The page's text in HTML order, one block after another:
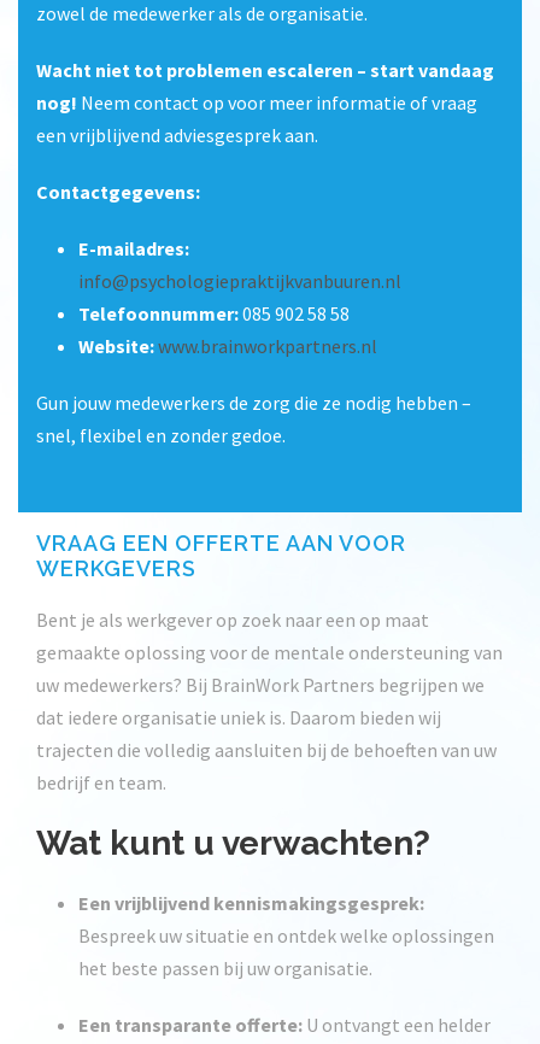
zowel de medewerker als de organisatie.
Wacht niet tot problemen escaleren – start vandaag
nog! Neem contact op voor meer informatie of vraag
een vrijblijvend adviesgesprek aan.
Contactgegevens:
E-mailadres:
info@psychologiepraktijkvanbuuren.nl
Telefoonnummer:085 902 58 58
Website:www.brainworkpartners.nl
Gun jouw medewerkers de zorg die ze nodig hebben –
snel, flexibel en zonder gedoe.
VRAAG EEN OFFERTE AAN VOOR
WERKGEVERS
Bent je als werkgever op zoek naar een op maat
gemaakte oplossing voor de mentale ondersteuning van
uw medewerkers? Bij BrainWork Partners begrijpen we
dat iedere organisatie uniek is. Daarom bieden wij
trajecten die volledig aansluiten bij de behoeften van uw
bedrijf en team.
Wat kunt u verwachten?
Een vrijblijvend kennismakingsgesprek:
Bespreek uw situatie en ontdek welke oplossingen
het beste passen bij uw organisatie.
Een transparante offerte: U ontvangt een helder